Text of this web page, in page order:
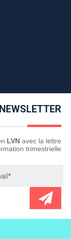
LVN avec la lettre
trimestrielle